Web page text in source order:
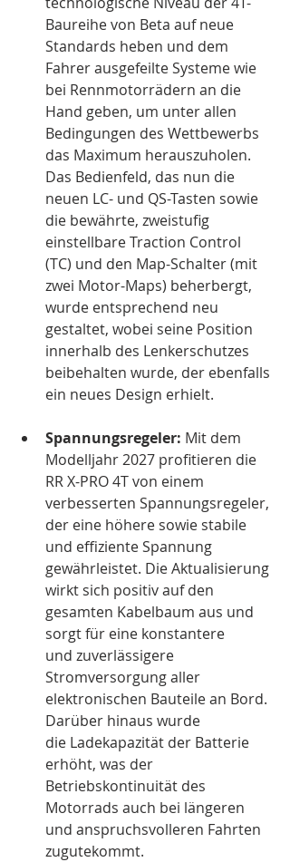
Baureihe von Beta auf neue
Standards heben und dem
Fahrer ausgefeilte Systeme wie
bei Rennmotorrädern an die
Hand geben, um unter allen
Bedingungen des Wettbewerbs
das Maximum herauszuholen.
Das Bedienfeld, das nun die
neuen LC- und QS-Tasten sowie
die bewährte, zweistufig
einstellbare Traction Control
(TC) und den Map-Schalter (mit
zwei Motor-Maps) beherbergt,
wurde entsprechend neu
gestaltet, wobei seine Position
innerhalb des Lenkerschutzes
beibehalten wurde, der ebenfalls
ein neues Design erhielt.
Spannungsregeler: Mit dem
Modelljahr 2027 profitieren die
RR X-PRO 4T von einem
verbesserten Spannungsregeler,
der eine höhere sowie stabile
und effiziente Spannung
gewährleistet. Die Aktualisierung
wirkt sich positiv auf den
gesamten Kabelbaum aus und
sorgt für eine konstantere
und zuverlässigere
Stromversorgung aller
elektronischen Bauteile an Bord.
Darüber hinaus wurde
die Ladekapazität der Batterie
erhöht, was der
Betriebskontinuität des
Motorrads auch bei längeren
und anspruchsvolleren Fahrten
zugutekommt.